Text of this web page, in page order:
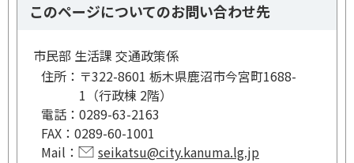
このページについてのお問い合わせ先
市民部 生活課 交通政策係
住所： 〒322-8601 栃木県鹿沼市今宮町1688-
1（行政棟 2階）
電話： 0289-63-2163
FAX： 0289-60-1001
Mail：
seikatsu@city.kanuma.lg.jp